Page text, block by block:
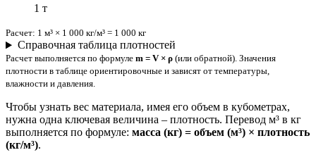
1 т
Расчет: 1 м³ × 1 000 кг/м³ = 1 000 кг
Справочная таблица плотностей
Расчет выполняется по формуле m = V × ρ (или обратной). Значения
плотности в таблице ориентировочные и зависят от температуры,
влажности и давления.
Чтобы узнать вес материала, имея его объем в кубометрах,
нужна одна ключевая величина – плотность. Перевод м³ в кг
выполняется по формуле: масса (кг) = объем (м³) × плотность
(кг/м³).